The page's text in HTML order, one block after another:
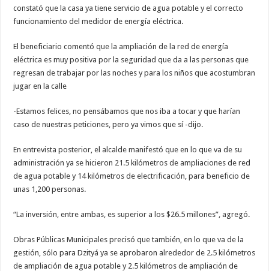
constató que la casa ya tiene servicio de agua potable y el correcto
funcionamiento del medidor de energía eléctrica.
El beneficiario comentó que la ampliación de la red de energía
eléctrica es muy positiva por la seguridad que da a las personas que
regresan de trabajar por las noches y para los niños que acostumbran
jugar en la calle
-Estamos felices, no pensábamos que nos iba a tocar y que harían
caso de nuestras peticiones, pero ya vimos que sí -dijo.
En entrevista posterior, el alcalde manifestó que en lo que va de su
administración ya se hicieron 21.5 kilómetros de ampliaciones de red
de agua potable y 14 kilómetros de electrificación, para beneficio de
unas 1,200 personas.
“La inversión, entre ambas, es superior a los $26.5 millones”, agregó.
Obras Públicas Municipales precisó que también, en lo que va de la
gestión, sólo para Dzityá ya se aprobaron alrededor de 2.5 kilómetros
de ampliación de agua potable y 2.5 kilómetros de ampliación de